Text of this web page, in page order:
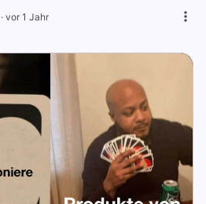
· vor 1 Jahr